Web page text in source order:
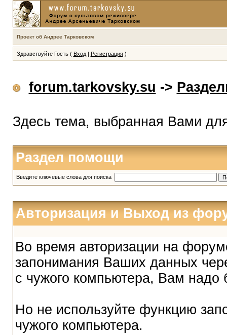
Проект об Андрее Тарковском
Здравствуйте Гость ( Вход| Регистрация)
forum.tarkovsky.su ->
Здесь тема, выбранная Вами
Раздел помощи
Введите ключевые слова для поиска
Авторизация и Выход из
Во время авторизации на
запонимания Ваших данных
с чужого компьютера, Вам надо
Но не используйте функцию
чужого компьютера.